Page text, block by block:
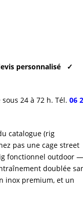
personnalisé
✓
24 à 72 h. Tél. 06
catalogue (rig
pas une cage street
fonctionnel outdoor —
doublée
inox premium, et un